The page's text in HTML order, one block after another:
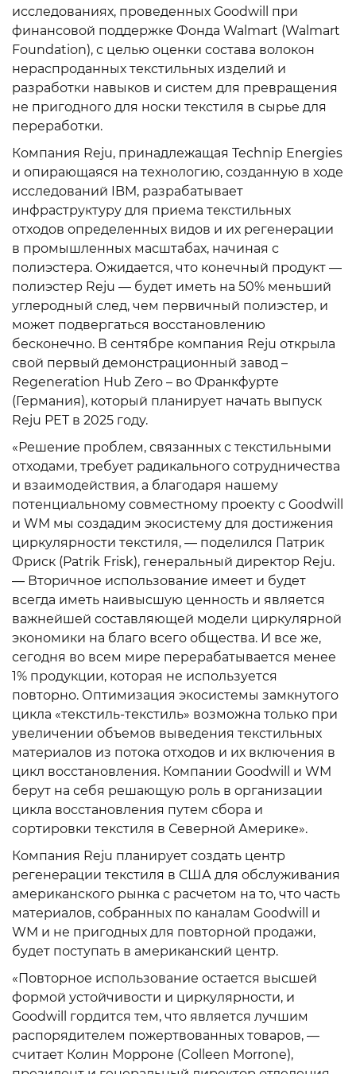
исследованиях, проведенных Goodwill при
финансовой поддержке Фонда Walmart (Walmart
Foundation), с целью оценки состава волокон
нераспроданных текстильных изделий и
разработки навыков и систем для превращения
не пригодного для носки текстиля в сырье для
переработки.
Компания Reju, принадлежащая Technip Energies
и опирающаяся на технологию, созданную в ходе
исследований IBM, разрабатывает
инфраструктуру для приема текстильных
отходов определенных видов и их регенерации
в промышленных масштабах, начиная с
полиэстера. Ожидается, что конечный продукт —
полиэстер Reju — будет иметь на 50% меньший
углеродный след, чем первичный полиэстер, и
может подвергаться восстановлению
бесконечно. В сентябре компания Reju открыла
свой первый демонстрационный завод –
Regeneration Hub Zero – во Франкфурте
(Германия), который планирует начать выпуск
Reju PET в 2025 году.
«Решение проблем, связанных с текстильными
отходами, требует радикального сотрудничества
и взаимодействия, а благодаря нашему
потенциальному совместному проекту с Goodwill
и WM мы создадим экосистему для достижения
циркулярности текстиля, — поделился Патрик
Фриск (Patrik Frisk), генеральный директор Reju.
— Вторичное использование имеет и будет
всегда иметь наивысшую ценность и является
важнейшей составляющей модели циркулярной
экономики на благо всего общества. И все же,
сегодня во всем мире перерабатывается менее
1% продукции, которая не используется
повторно. Оптимизация экосистемы замкнутого
цикла «текстиль-текстиль» возможна только при
увеличении объемов выведения текстильных
материалов из потока отходов и их включения в
цикл восстановления. Компании Goodwill и WM
берут на себя решающую роль в организации
цикла восстановления путем сбора и
сортировки текстиля в Северной Америке».
Компания Reju планирует создать центр
регенерации текстиля в США для обслуживания
американского рынка с расчетом на то, что часть
материалов, собранных по каналам Goodwill и
WM и не пригодных для повторной продажи,
будет поступать в американский центр.
«Повторное использование остается высшей
формой устойчивости и циркулярности, и
Goodwill гордится тем, что является лучшим
распорядителем пожертвованных товаров, —
считает Колин Морроне (Colleen Morrone),